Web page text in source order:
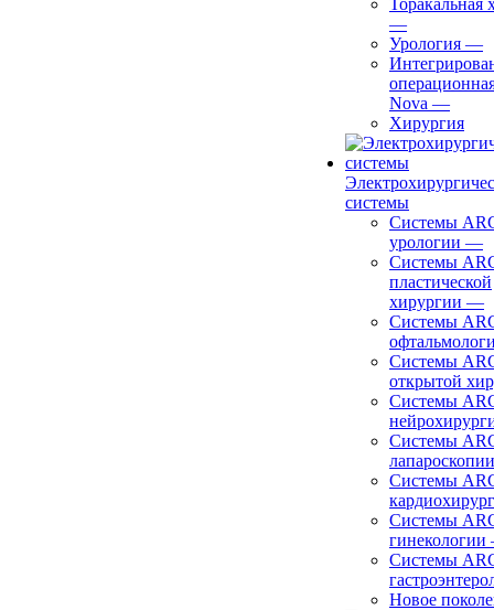
Торакальная
—
Урология —
Nova —
Хирургия
системы
Системы
урологии —
Системы
пластической
хирургии —
Системы
Системы
открытой
Системы
Системы
лапароскопии
Системы
Системы
гинекологии
Системы
Новое